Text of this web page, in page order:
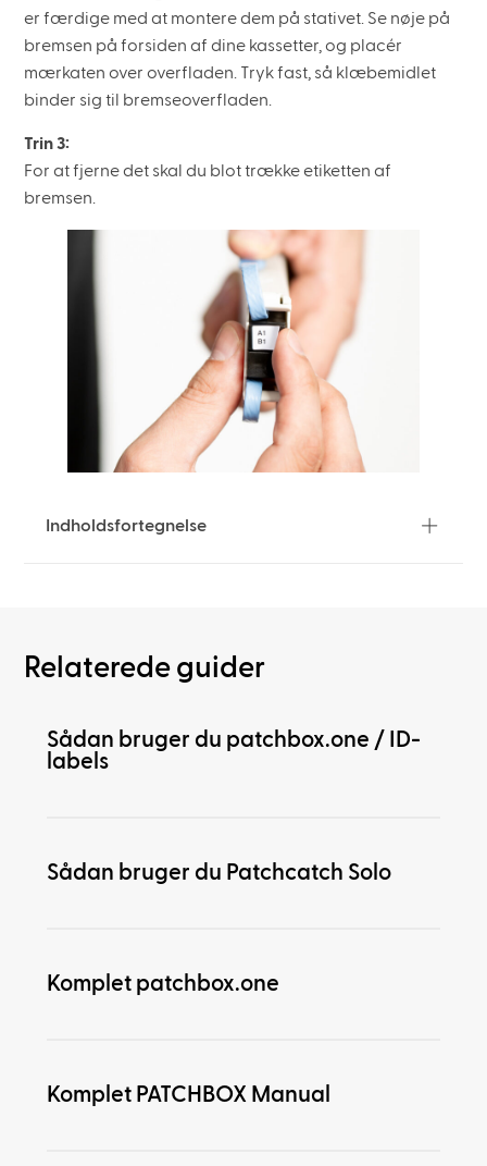
er færdige med at montere dem på stativet. Se nøje på
bremsen på forsiden af dine kassetter, og placér
mærkaten over overfladen. Tryk fast, så klæbemidlet
binder sig til bremseoverfladen.
Trin 3:
For at fjerne det skal du blot trække etiketten af
bremsen.
Indholdsfortegnelse
Relaterede guider
Sådan bruger du patchbox.one / ID-
labels
Sådan bruger du Patchcatch Solo
Komplet patchbox.one
Komplet PATCHBOX Manual